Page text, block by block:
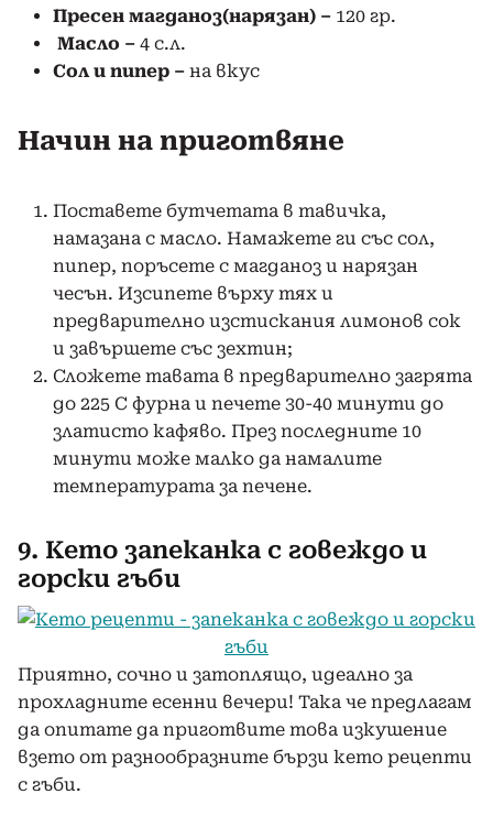
Пресен магданоз(нарязан) – 120 гр.
Масло – 4 с.л.
Сол и пипер – на вкус
Начин на приготвяне
Поставете бутчетата в тавичка,
намазана с масло. Намажете ги със сол,
пипер, поръсете с магданоз и нарязан
чесън. Изсипете върху тях и
предварително изстискания лимонов сок
и завършете със зехтин;
Сложете тавата в предварително загрята
до 225 С фурна и печете 30-40 минути до
златисто кафяво. През последните 10
минути може малко да намалите
температурата за печене.
9. Кето запеканка с говеждо и
горски гъби
Приятно, сочно и затоплящо, идеално за
прохладните есенни вечери! Така че предлагам
да опитате да приготвите това изкушение
взето от разнообразните бързи кето рецепти
с гъби.